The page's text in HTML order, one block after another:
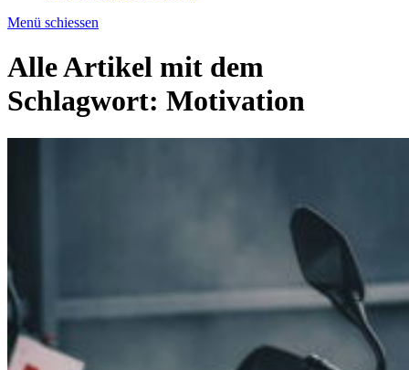
Menü schiessen
Alle Artikel mit dem
Schlagwort: Motivation